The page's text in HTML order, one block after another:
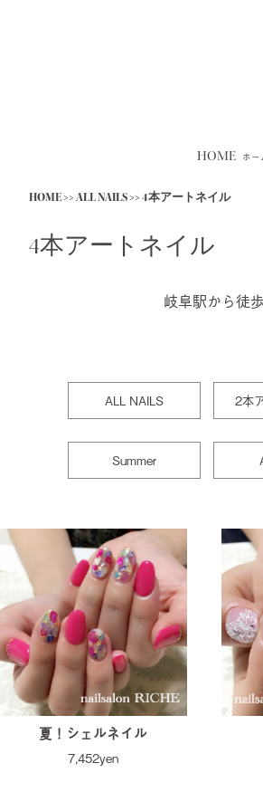
HOME ホー
HOME>>ALL NAILS>>4本アートネイル
4本アートネイル
岐阜駅から徒
ALL NAILS 2本
Summer
夏！シェルネイル
7,452yen